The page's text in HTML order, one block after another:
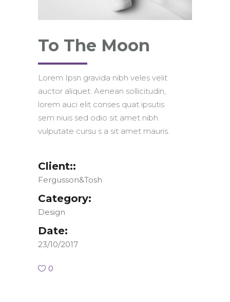
To The Moon
Lorem Ipsn gravida nibh veles velit
auctor aliquet. Aenean sollicitudin,
lorem auci elit conses quat ipsutis
sem niuis sed odio sit amet nibh
vulputate cursu s a sit amet mauris.
Client::
Fergusson&Tosh
Category:
Design
Date:
23/10/2017
0